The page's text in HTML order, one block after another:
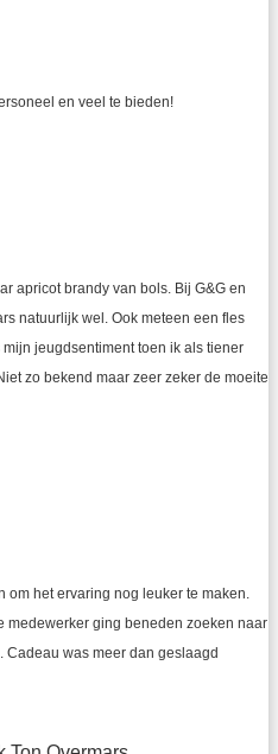
en veel te bieden!
apricot brandy van bols. Bij G&G en
natuurlijk wel. Ook meteen een fles
jeugdsentiment toen ik als tiener
zo bekend maar zeer zeker de moeite
om het ervaring nog leuker te maken.
medewerker ging beneden zoeken naar
was meer dan geslaagd